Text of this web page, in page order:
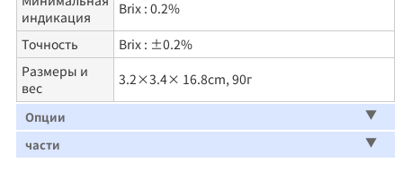
индикация
Brix : 0.2%
Точность
Brix : ±0.2%
Размеры и
вес
3.2×3.4× 16.8cm, 90г
Опции
части